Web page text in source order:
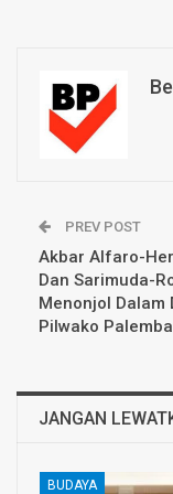
PREV POST
Akbar Alfaro-
Dan Sarimuda-
Menonjol Dalam
Pilwako
JANGAN
BUDAYA